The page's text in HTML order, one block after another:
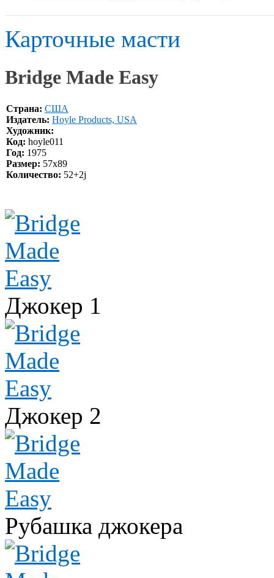
Карточные масти
Bridge Made Easy
Страна: США
Издатель: Hoyle Products, USA
Художник:
Код: hoyle011
Год: 1975
Размер: 57х89
Количество: 52+2j
Джокер 1
Джокер 2
Рубашка джокера